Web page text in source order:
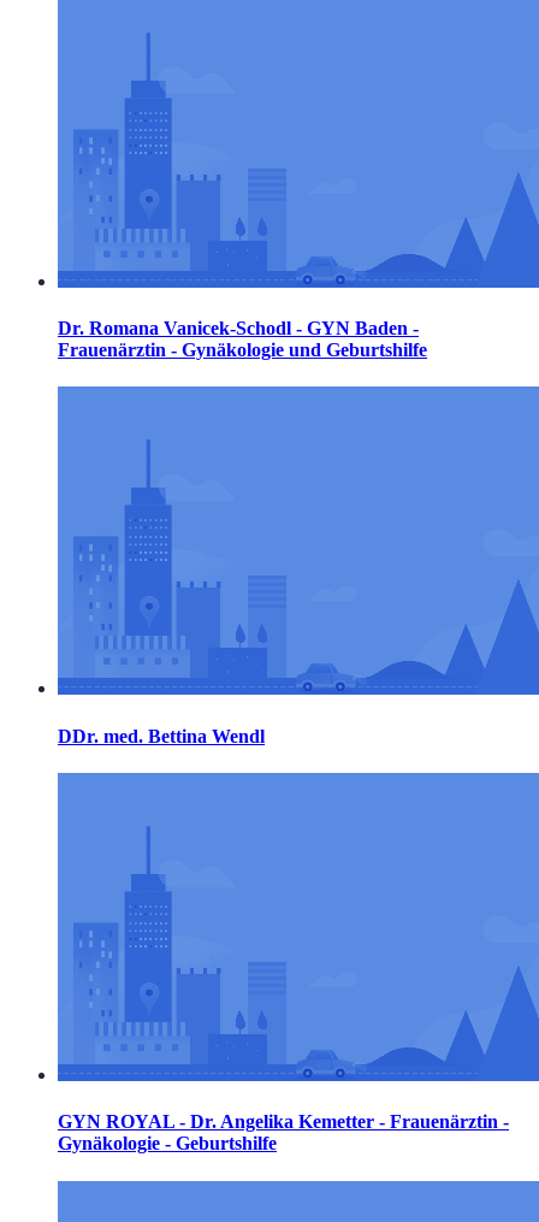
Dr. Romana Vanicek-Schodl - GYN Baden -
Frauenärztin - Gynäkologie und Geburtshilfe
DDr. med. Bettina Wendl
GYN ROYAL - Dr. Angelika Kemetter - Frauenärztin -
Gynäkologie - Geburtshilfe